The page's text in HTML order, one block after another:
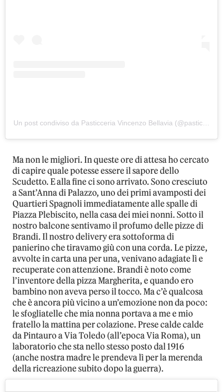
Un post condiviso da Pasticceria Vincenzo Bellavia (@pasticceria_vincenzobellavia)
Ma non le migliori. In queste ore di attesa ho cercato
di capire quale potesse essere il sapore dello
Scudetto. E alla fine ci sono arrivato. Sono cresciuto
a Sant’Anna di Palazzo, uno dei primi avamposti dei
Quartieri Spagnoli immediatamente alle spalle di
Piazza Plebiscito, nella casa dei miei nonni. Sotto il
nostro balcone sentivamo il profumo delle pizze di
Brandi. Il nostro delivery era sottoforma di
panierino che tiravamo giù con una corda. Le pizze,
avvolte in carta una per una, venivano adagiate lì e
recuperate con attenzione. Brandi è noto come
l’inventore della pizza Margherita, e quando ero
bambino non aveva perso il tocco. Ma c’è qualcosa
che è ancora più vicino a un’emozione non da poco:
le sfogliatelle che mia nonna portava a me e mio
fratello la mattina per colazione. Prese calde calde
da Pintauro a Via Toledo (all’epoca Via Roma), un
laboratorio che sta nello stesso posto dal 1916
(anche nostra madre le prendeva lì per la merenda
della ricreazione subito dopo la guerra).